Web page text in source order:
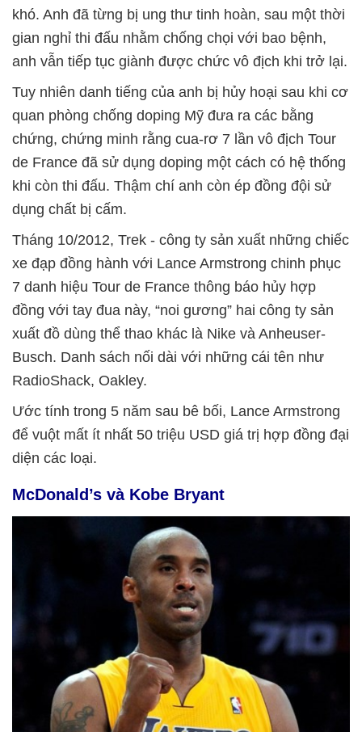
khó. Anh đã từng bị ung thư tinh hoàn, sau một thời
gian nghỉ thi đấu nhằm chống chọi với bao bệnh,
anh vẫn tiếp tục giành được chức vô địch khi trở lại.
Tuy nhiên danh tiếng của anh bị hủy hoại sau khi cơ
quan phòng chống doping Mỹ đưa ra các bằng
chứng, chứng minh rằng cua-rơ 7 lần vô địch Tour
de France đã sử dụng doping một cách có hệ thống
khi còn thi đấu. Thậm chí anh còn ép đồng đội sử
dụng chất bị cấm.
Tháng 10/2012, Trek - công ty sản xuất những chiếc
xe đạp đồng hành với Lance Armstrong chinh phục
7 danh hiệu Tour de France thông báo hủy hợp
đồng với tay đua này, “noi gương” hai công ty sản
xuất đồ dùng thể thao khác là Nike và Anheuser-
Busch. Danh sách nối dài với những cái tên như
RadioShack, Oakley.
Ước tính trong 5 năm sau bê bối, Lance Armstrong
để vuột mất ít nhất 50 triệu USD giá trị hợp đồng đại
diện các loại.
McDonald’s và Kobe Bryant